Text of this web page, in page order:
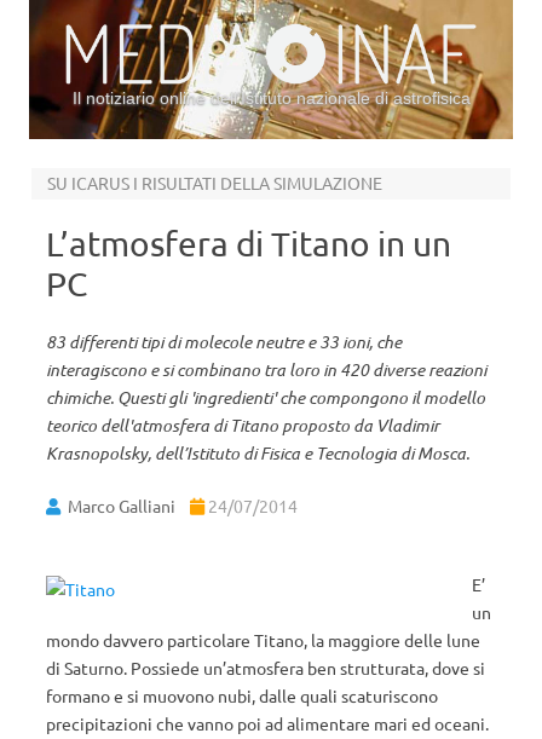
Il notiziario online dell’Istituto nazionale di astrofisica
SU ICARUS I RISULTATI DELLA SIMULAZIONE
L’atmosfera di Titano in un
PC
83 differenti tipi di molecole neutre e 33 ioni, che
interagiscono e si combinano tra loro in 420 diverse reazioni
chimiche. Questi gli 'ingredienti' che compongono il modello
teorico dell'atmosfera di Titano proposto da Vladimir
Krasnopolsky, dell’Istituto di Fisica e Tecnologia di Mosca.
Marco Galliani 24/07/2014
E’
un
mondo davvero particolare Titano, la maggiore delle lune
di Saturno. Possiede un’atmosfera ben strutturata, dove si
formano e si muovono nubi, dalle quali scaturiscono
precipitazioni che vanno poi ad alimentare mari ed oceani.